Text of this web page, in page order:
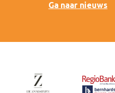
Ga naar nieuws